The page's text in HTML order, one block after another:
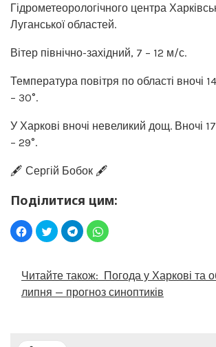
Гідрометеорологічного центра
Луганської областей.
Вітер північно-західний, 7 – 12 м/с.
Температура повітря по області вночі
– 30°.
У Харкові вночі невеликий дощ. Вночі
– 29°.
🖋️ Сергій Бобок 🖋️
Поділитися цим:
Читайте також: Погода у Харкові та
липня — прогноз синоптиків